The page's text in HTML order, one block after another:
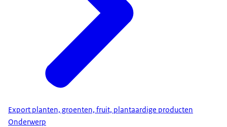
Export planten, groenten, fruit, plantaardige producten
Onderwerp